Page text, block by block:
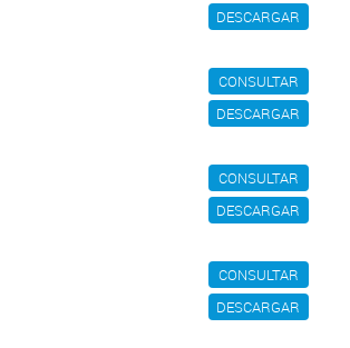
DESCARGAR
CONSULTAR
DESCARGAR
CONSULTAR
DESCARGAR
CONSULTAR
DESCARGAR